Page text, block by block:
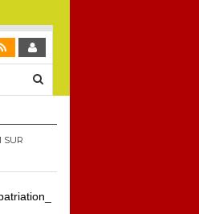
SUR